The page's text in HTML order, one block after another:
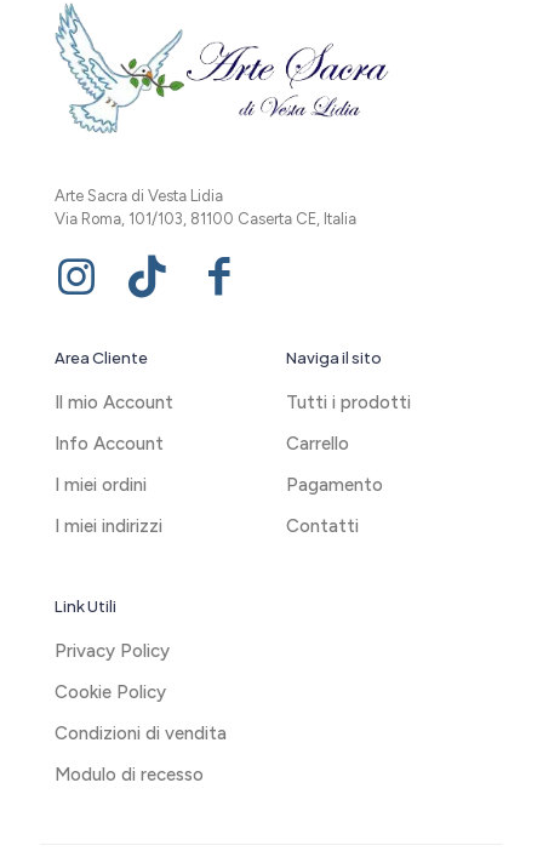
Arte Sacra di Vesta Lidia
Via Roma, 101/103, 81100 Caserta CE, Italia
Area Cliente
Il mio Account
Info Account
I miei ordini
I miei indirizzi
Naviga il sito
Tutti i prodotti
Carrello
Pagamento
Contatti
Link Utili
Privacy Policy
Cookie Policy
Condizioni di vendita
Modulo di recesso